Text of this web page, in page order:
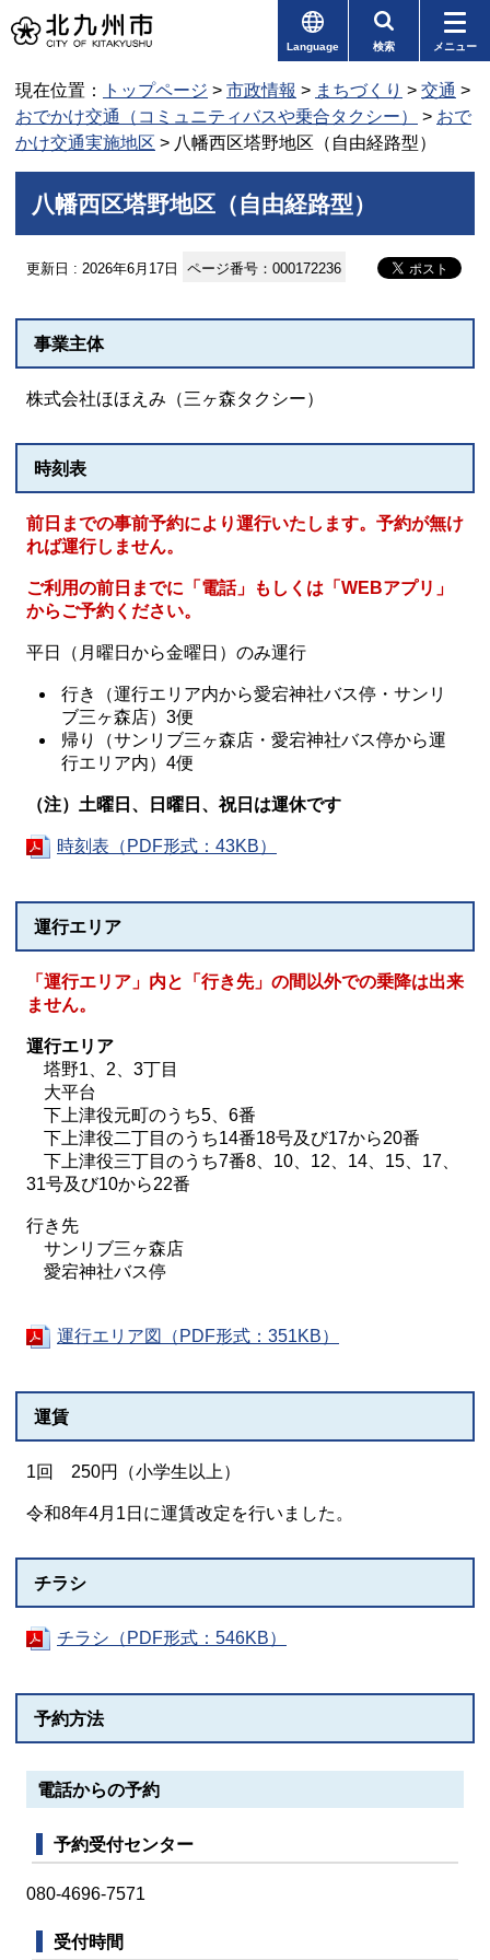
Language 検索 メニュー
現在位置： トップページ > 市政情報 > まちづくり > 交通 >
おでかけ交通（コミュニティバスや乗合タクシー）
> おで
かけ交通実施地区 > 八幡西区塔野地区（自由経路型）
八幡西区塔野地区（自由経路型）
更新日 : 2026年6月17日 ページ番号：000172236
事業主体
株式会社ほほえみ（三ヶ森タクシー）
時刻表
前日までの事前予約により運行いたします。予約が無け
れば運行しません。
ご利用の前日までに「電話」もしくは「WEBアプリ」
からご予約ください。
平日（月曜日から金曜日）のみ運行
行き（運行エリア内から愛宕神社バス停・サンリ
ブ三ヶ森店）3便
帰り（サンリブ三ヶ森店・愛宕神社バス停から運
行エリア内）4便
（注）土曜日、日曜日、祝日は運休です
時刻表（PDF形式：43KB）
運行エリア
「運行エリア」内と「行き先」の間以外での乗降は出来
ません。
運行エリア
塔野1、2、3丁目
大平台
下上津役元町のうち5、6番
下上津役二丁目のうち14番18号及び17から20番
下上津役三丁目のうち7番8、10、12、14、15、17、
31号及び10から22番
行き先
サンリブ三ヶ森店
愛宕神社バス停
運行エリア図（PDF形式：351KB）
運賃
1回 250円（小学生以上）
令和8年4月1日に運賃改定を行いました。
チラシ
チラシ（PDF形式：546KB）
予約方法
電話からの予約
予約受付センター
080-4696-7571
受付時間